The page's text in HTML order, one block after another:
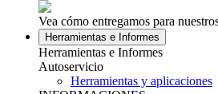
Vea cómo entregamos para
Herramientas e Informes
Herramientas e Informes
Autoservicio
Herramientas y aplicaciones